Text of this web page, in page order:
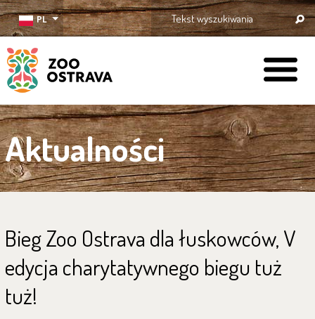
PL
ZOO Ostrava
Aktualności
Bieg Zoo Ostrava dla łuskowców, V
edycja charytatywnego biegu tuż
tuż!